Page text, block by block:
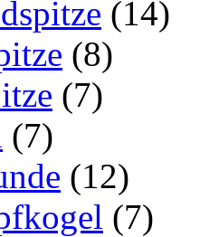
(14)
(8)
(7)
(7)
(12)
(7)